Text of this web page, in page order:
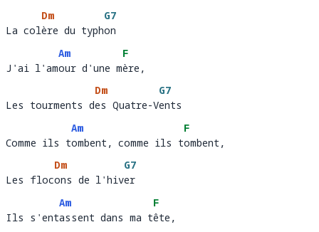
La col
Dm
ère du typh
G7
on
La colère du typhon
J'ai l'am
Am
our d'une m
F
ère,
J'ai l'amour d'une mère,
Les tourments d
Dm
es Quatre-V
G7
ent
Les tourments des Quatre-Vents
Comme ils t
Am
ombent, comme ils t
F
ombent,
Comme ils tombent, comme ils tombent,
Les floc
Dm
ons de l'hiv
G7
er
Les flocons de l'hiver
Ils s'ent
Am
assent dans ma t
F
ête,
Ils s'entassent dans ma tête,